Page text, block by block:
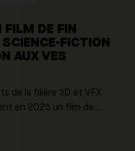
DE FIN
FICTION
AUX VES
de la filière 3D et VFX
en 2025 un film de…